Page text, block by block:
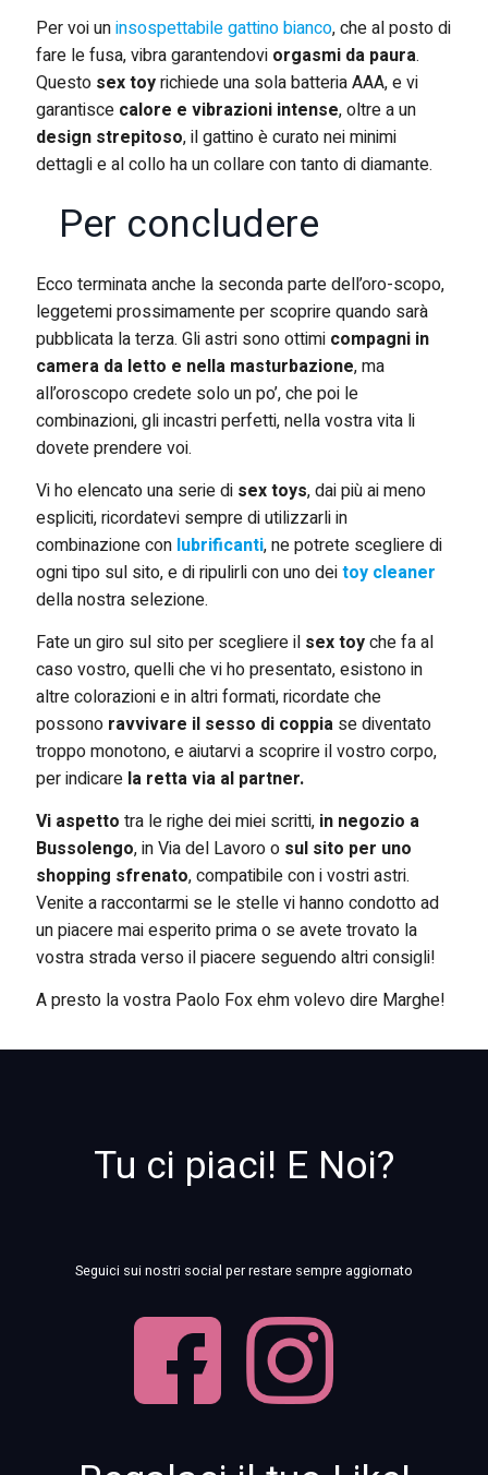
Per voi uninsospettabile gattino bianco, che al posto di
fare le fusa, vibra garantendovi orgasmi da paura.
Questo sex toyrichiede una sola batteria AAA, e vi
garantisce calore e vibrazioni intense, oltre a un
design strepitoso, il gattino è curato nei minimi
dettagli e al collo ha un collare con tanto di diamante.
Per concludere
Ecco terminata anche la seconda parte dell’oro-scopo,
leggetemi prossimamente per scoprire quando sarà
pubblicata la terza. Gli astri sono ottimi compagni in
camera da letto e nella masturbazione, ma
all’oroscopo credete solo un po’, che poi le
combinazioni, gli incastri perfetti, nella vostra vita li
dovete prendere voi.
Vi ho elencato una serie di sex toys, dai più ai meno
espliciti, ricordatevi sempre di utilizzarli in
combinazione con lubrificanti, ne potrete scegliere di
ogni tipo sul sito, e di ripulirli con uno deitoy cleaner
della nostra selezione.
Fate un giro sul sito per scegliere il sex toyche fa al
caso vostro, quelli che vi ho presentato, esistono in
altre colorazioni e in altri formati, ricordate che
possono ravvivare il sesso di coppia se diventato
troppo monotono, e aiutarvi a scoprire il vostro corpo,
per indicare la retta via al partner.
Vi aspetto tra le righe dei miei scritti, in negozio a
Bussolengo, in Via del Lavoro o sul sito per uno
shopping sfrenato, compatibile con i vostri astri.
Venite a raccontarmi se le stelle vi hanno condotto ad
un piacere mai esperito prima o se avete trovato la
vostra strada verso il piacere seguendo altri consigli!
A presto la vostra Paolo Fox ehm volevo dire Marghe!
Tu ci piaci! E Noi?
Seguici sui nostri social per restare sempre aggiornato